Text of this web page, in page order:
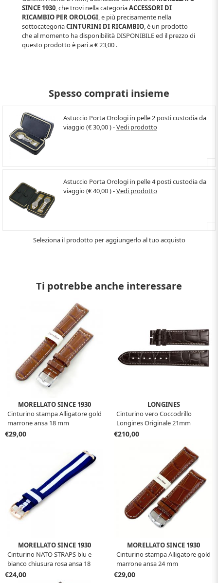
SINCE 1930, che trovi nella categoriaACCESSORI DI
RICAMBIO PER OROLOGI, e più precisamente nella
sottocategoriaCINTURINI DI RICAMBIO, è un prodotto
che al momento ha disponibilità DISPONIBILEed il prezzo di
questo prodotto è pari a€ 23,00 .
Spesso comprati insieme
Astuccio Porta Orologi in pelle 2 posti custodia da
viaggio (€ 30,00 ) -Vedi prodotto
Astuccio Porta Orologi in pelle 4 posti custodia da
viaggio (€ 40,00 ) -Vedi prodotto
Seleziona il prodotto per aggiungerlo al tuo acquisto
Ti potrebbe anche interessare
MORELLATO SINCE 1930
Cinturino stampa Alligatore gold
marrone ansa 18 mm
€29,00
LONGINES
Cinturino vero Coccodrillo
Longines Originale 21mm
€210,00
MORELLATO SINCE 1930
Cinturino NATO STRAPS blu e
bianco chiusura rosa ansa 18
mm
€24,00
MORELLATO SINCE 1930
Cinturino stampa Alligatore gold
marrone ansa 24 mm
€29,00